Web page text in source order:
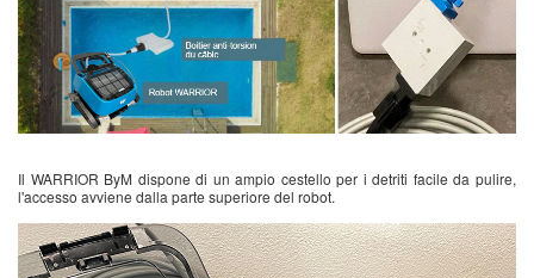
Il WARRIOR ByM dispone di un ampio cestello per i detriti facile da pulire,
l'accesso avviene dalla parte superiore del robot.